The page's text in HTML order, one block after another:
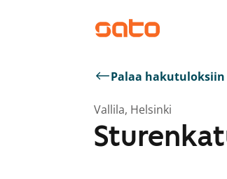
Palaa hakutuloksiin
Vallila, Helsinki